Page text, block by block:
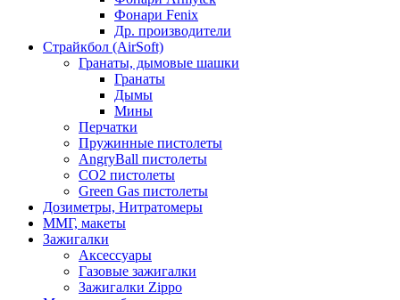
Фонари Fenix
Др. производители
Страйкбол (AirSoft)
Гранаты, дымовые шашки
Гранаты
Дымы
Мины
Перчатки
Пружинные пистолеты
AngryBall пистолеты
CO2 пистолеты
Green Gas пистолеты
Дозиметры, Нитратомеры
ММГ, макеты
Зажигалки
Аксессуары
Газовые зажигалки
Зажигалки Zippo